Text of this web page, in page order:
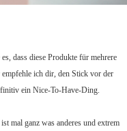
dass diese Produkte für mehrere
ich dir, den Stick vor der
ein Nice-To-Have-Ding.
mal ganz was anderes und extrem